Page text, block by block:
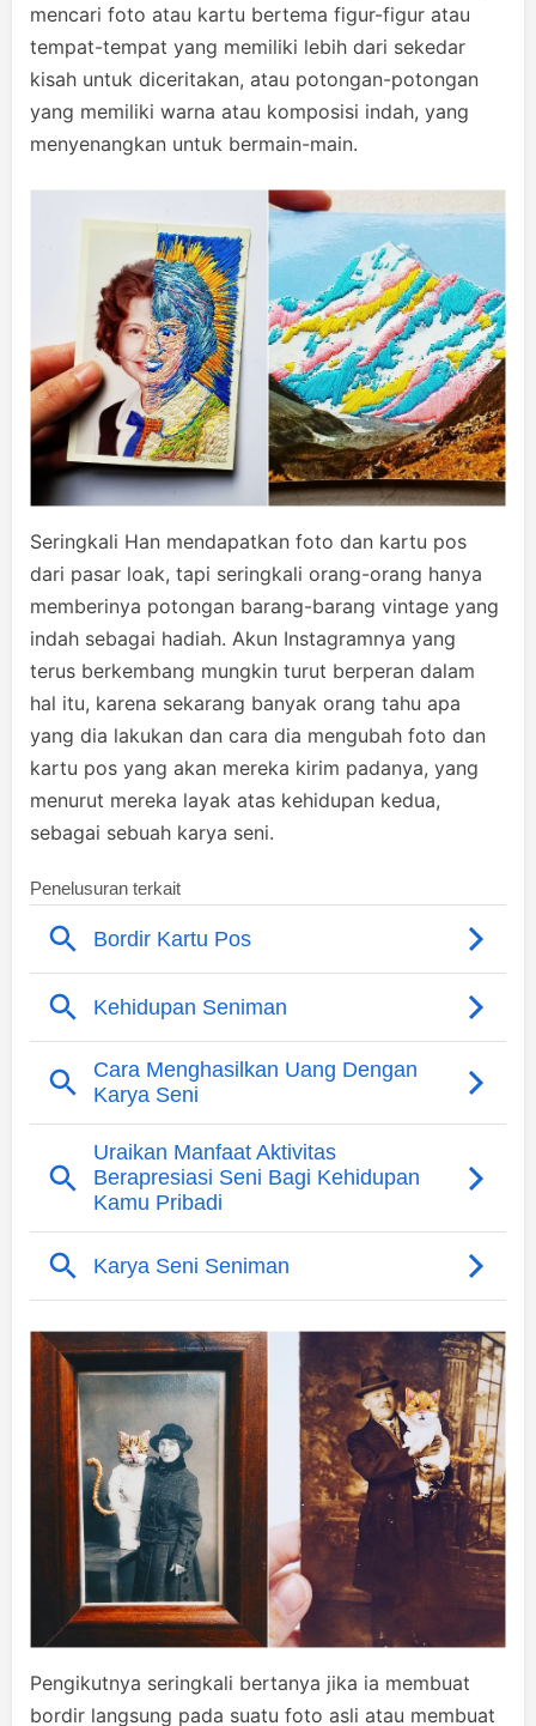
mencari foto atau kartu bertema figur-figur atau
tempat-tempat yang memiliki lebih dari sekedar
kisah untuk diceritakan, atau potongan-potongan
yang memiliki warna atau komposisi indah, yang
menyenangkan untuk bermain-main.
Seringkali Han mendapatkan foto dan kartu pos
dari pasar loak, tapi seringkali orang-orang hanya
memberinya potongan barang-barang vintage yang
indah sebagai hadiah. Akun Instagramnya yang
terus berkembang mungkin turut berperan dalam
hal itu, karena sekarang banyak orang tahu apa
yang dia lakukan dan cara dia mengubah foto dan
kartu pos yang akan mereka kirim padanya, yang
menurut mereka layak atas kehidupan kedua,
sebagai sebuah karya seni.
Pengikutnya seringkali bertanya jika ia membuat
bordir langsung pada suatu foto asli atau membuat